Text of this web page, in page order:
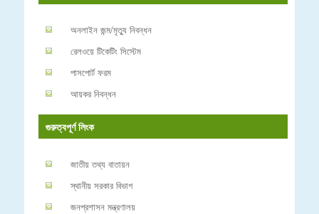
অনলাইন জন্ম/মৃত্যু নিবন্ধন
রেলওয়ে টিকেটিং সিস্টেম
পাসপোর্ট ফরম
আয়কর নিবন্ধন
গুরুত্বপূর্ণ লিংক
জাতীয় তথ্য বাতায়ন
স্থানীয় সরকার বিভাগ
জনপ্রশাসন মন্ত্রণালয়